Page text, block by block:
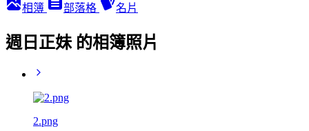
相簿 部落格 名片
週日正妹 的相簿照片
2.png